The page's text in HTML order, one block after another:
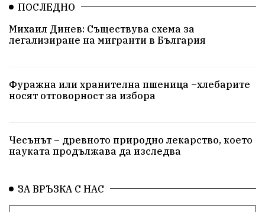
ПОСЛЕДНО
Михаил Динев: Съществува схема за
легализиране на мигранти в България
Фуражна или хранителна пшеница –хлебарите
носят отговорност за избора
Чесънът – древното природно лекарство, което
науката продължава да изследва
ЗА ВРЪЗКА С НАС